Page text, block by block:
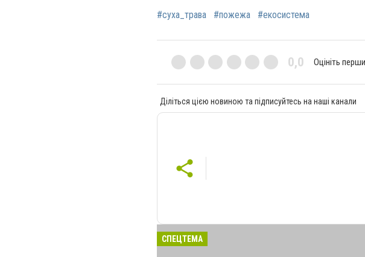
#суха_трава #пожежа #екосистема
0,0 Оцініть
Діліться цією новиною та підписуйтесь на наші канали
СПЕЦТЕМА